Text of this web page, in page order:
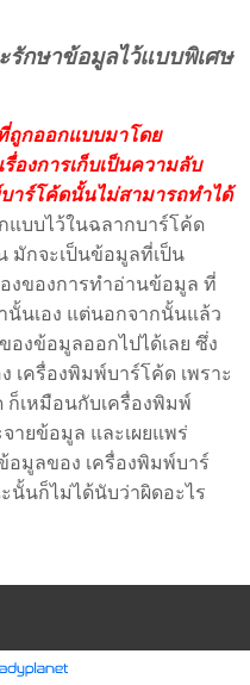
รักษาข้อมูลไว้แบบพิเศษ
ถูกออกแบบมาโดย
องการเก็บเป็นความลับ
าร์โค้ดนั้นไม่สามารถทำได้
แบบไว้ในฉลากบาร์โค้ด
มักจะเป็นข้อมูลที่เป็น
งของการทำอ่านข้อมูล ที่
นั้นเอง แต่นอกจากนั้นแล้ว
องข้อมูลออกไปได้เลย ซึ่ง
เครื่องพิมพ์บาร์โค้ด เพราะ
ก็เหมือนกับเครื่องพิมพ์
ายข้อมูล และเผยแพร่
อมูลของ เครื่องพิมพ์บาร์
นั้นก็ไม่ได้นับว่าผิดอะไร